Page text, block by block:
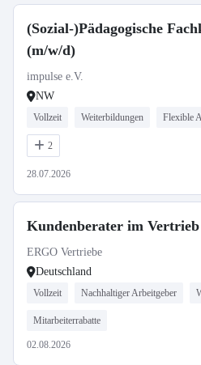
(Sozial-)Pädagogische
(m/w/d)
impulse e.V.
NW
Vollzeit Weiterbildungen Flexible
2
28.07.2026
Kundenberater im Vertrieb
ERGO Vertriebe
Deutschland
Vollzeit Nachhaltiger Arbeitgeber
Mitarbeiterrabatte
02.08.2026